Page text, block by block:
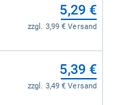
5,29 €
zzgl. 3,99 € Versand
5,39 €
zzgl. 3,49 € Versand